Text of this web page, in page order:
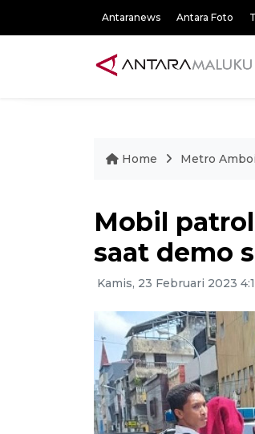
Antaranews Antara Foto
Home Metro
Mobil
saat demo
Kamis, 23 Februari 2023